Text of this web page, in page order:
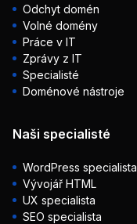
Odchyt domén
Volné domény
Práce v IT
Zprávy z IT
Specialisté
Doménové nástroje
Naši specialisté
WordPress specialista
Vývojář HTML
UX specialista
SEO specialista